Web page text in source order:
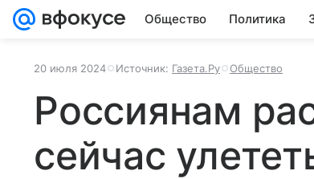
Общество Политика
20 июля 2024 Источник: Газета.Ру Общество
Россиянам
сейчас